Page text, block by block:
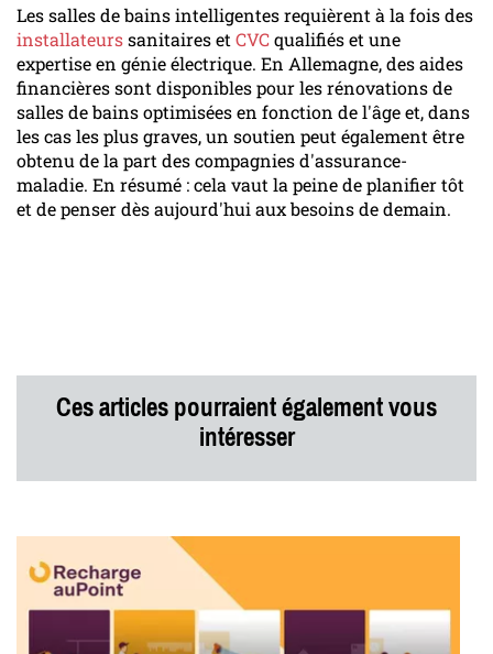
Les salles de bains intelligentes requièrent à la fois des
installateurssanitaires et CVCqualifiés et une
expertise en génie électrique. En Allemagne, des aides
financières sont disponibles pour les rénovations de
salles de bains optimisées en fonction de l'âge et, dans
les cas les plus graves, un soutien peut également être
obtenu de la part des compagnies d'assurance-
maladie. En résumé : cela vaut la peine de planifier tôt
et de penser dès aujourd'hui aux besoins de demain.
Ces articles pourraient également vous
intéresser